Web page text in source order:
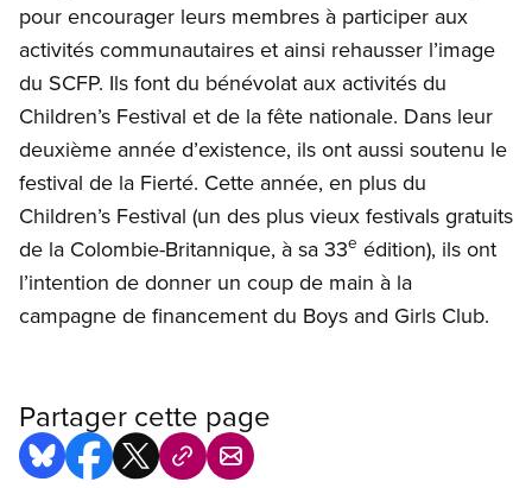
pour encourager leurs membres à participer aux
activités communautaires et ainsi rehausser l’image
du SCFP. Ils font du bénévolat aux activités du
Children’s Festival et de la fête nationale. Dans leur
deuxième année d’existence, ils ont aussi soutenu le
festival de la Fierté. Cette année, en plus du
Children’s Festival (un des plus vieux festivals gratuits
de la Colombie-Britannique, à sa 33e édition), ils ont
l’intention de donner un coup de main à la
campagne de financement du Boys and Girls Club.
Partager cette page